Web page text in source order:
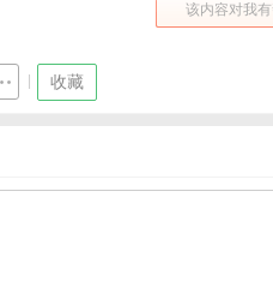
该内容对我
收藏